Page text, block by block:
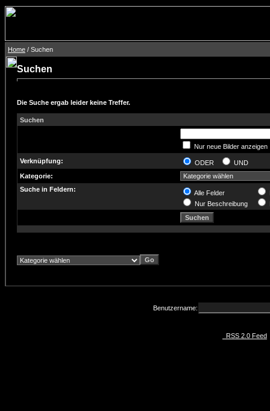
Home / Suchen
Suchen
Die Suche ergab leider keine Treffer.
Suchen
Nur neue Bilder anzeigen
Verknüpfung:
ODER
UND
Kategorie:
Suche in Feldern:
Alle Felder
Nur Beschreibung
Benutzername:
RSS 2.0 Feed